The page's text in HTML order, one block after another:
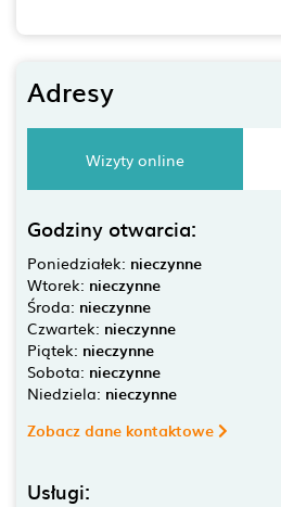
Adresy
Wizyty online
Godziny otwarcia:
Poniedziałek: nieczynne
Wtorek: nieczynne
Środa: nieczynne
Czwartek: nieczynne
Piątek: nieczynne
Sobota: nieczynne
Niedziela: nieczynne
Zobacz dane kontaktowe
Usługi: